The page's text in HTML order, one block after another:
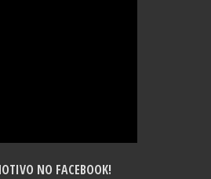
NO FACEBOOK!